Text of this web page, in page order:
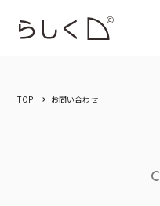
TOP お問い合わせ